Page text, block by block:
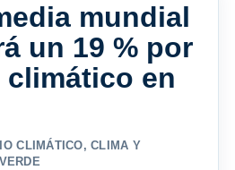
mundial
un 19 % por
climático en
CLIMÁTICO,CLIMA Y